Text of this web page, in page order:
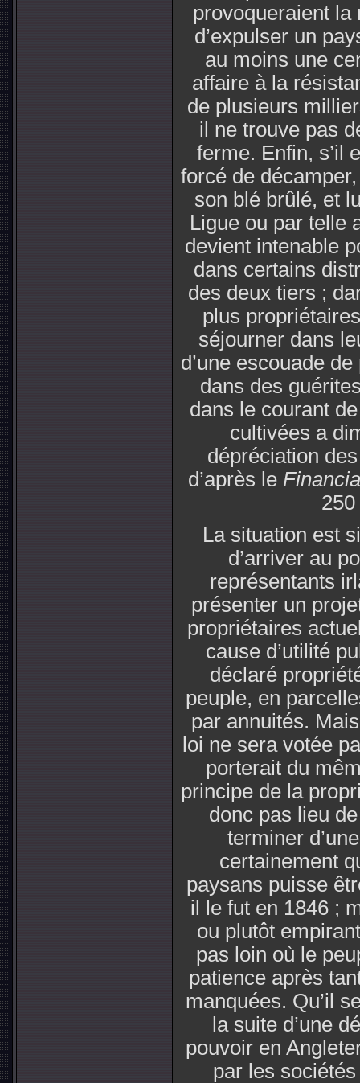
provoqueraient la
d’expulser un
au moins une
affaire à la
de plusieurs
il ne trouve pas
ferme. Enfin, s’il
forcé de
son blé brûlé, et
Ligue ou par telle
devient intenable
dans certains
des deux tiers ;
plus
séjourner dans
d’une escouade
dans des
dans le courant
cultivées a
dépréciation
d’après le
La situation est
d’arriver au
représentants
présenter un
propriétaires
cause d’utilité
déclaré
peuple, en
par annuités.
loi ne sera votée
porterait du
principe de la
donc pas lieu
terminer
certainement
paysans puisse
il le fut en 1846 ;
ou plutôt
pas loin où le
patience après
manquées. Qu’il
la suite d’une
pouvoir en
par les